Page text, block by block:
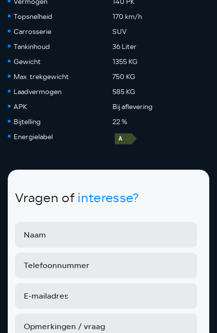
Topsnelheid
170 km/h
Carrosserie
SUV
Tankinhoud
36 Liter
Gewicht
1355 KG
Max. trekgewicht
750 KG
Laadvermogen
585 KG
APK
Bij aflevering
Bijtelling
22 %
Energielabel
Vragen of interesse?